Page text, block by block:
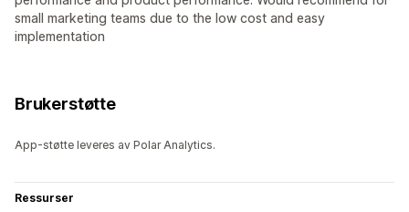
small marketing teams due to the low cost and easy
implementation
Brukerstøtte
App-støtte leveres av Polar Analytics.
Ressurser